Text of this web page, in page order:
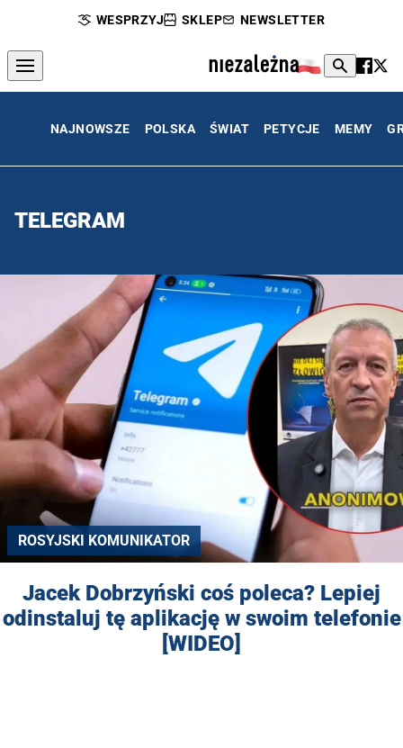
WESPRZYJ SKLEP NEWSLETTER
NAJNOWSZE POLSKA ŚWIAT PETYCJE MEMY
TELEGRAM
ROSYJSKI KOMUNIKATOR
Jacek Dobrzyński coś poleca? Lepiej
odinstaluj tę aplikację w swoim telefonie
[WIDEO]